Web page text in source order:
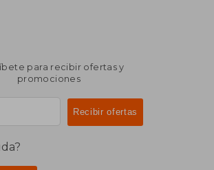
para recibir ofertas y
promociones